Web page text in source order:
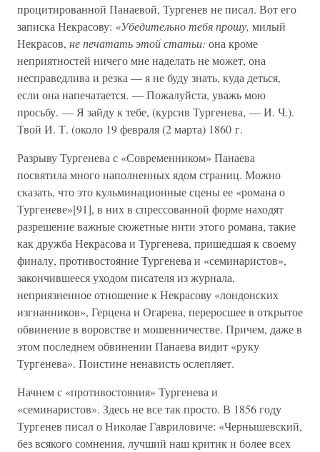
процитированной Панаевой, Тургенев не писал. Вот его
записка Некрасову: «Убедительно тебя прошу, милый
Некрасов, не печатать этой статьи: она кроме
неприятностей ничего мне наделать не может, она
несправедлива и резка — я не буду знать, куда деться,
если она напечатается. — Пожалуйста, уважь мою
просьбу. — Я зайду к тебе, (курсив Тургенева, — И. Ч.).
Твой И. Т. (около 19 февраля (2 марта) 1860 г.
Разрыву Тургенева с «Современником» Панаева
посвятила много наполненных ядом страниц. Можно
сказать, что это кульминационные сцены ее «романа о
Тургеневе»[91], в них в спрессованной форме находят
разрешение важные сюжетные нити этого романа, такие
как дружба Некрасова и Тургенева, пришедшая к своему
финалу, противостояние Тургенева и «семинаристов»,
закончившееся уходом писателя из журнала,
неприязненное отношение к Некрасову «лондонских
изгнанников», Герцена и Огарева, переросшее в открытое
обвинение в воровстве и мошенничестве. Причем, даже в
этом последнем обвинении Панаева видит «руку
Тургенева». Поистине ненависть ослепляет.
Начнем с «противостояния» Тургенева и
«семинаристов». Здесь не все так просто. В 1856 году
Тургенев писал о Николае Гавриловиче: «Чернышевский,
без всякого сомнения, лучший наш критик и более всех